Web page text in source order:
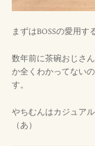
まずはBOSSの愛用す
数年前に茶碗おじさ
か全くわかってない
す。
やちむんはカジュア
（あ）